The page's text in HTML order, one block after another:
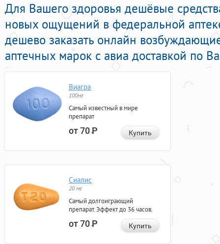
Для Вашего здоровья дешёвые
новых ощущений в федеральной
дешево заказать онлайн
аптечных марок с авиа доставкой по
Виагра
100мг
Самый известный в мире
препарат
от 70Р Купить
Сиалис
20 мг
Самый долгоиграющий
препарат. Эффект до 36 часов.
от 70Р Купить